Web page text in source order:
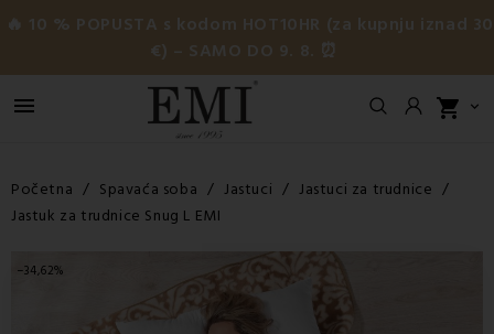
🔥 10 % POPUSTA s kodom HOT10HR (za kupnju iznad 30
€) – SAMO DO 9. 8. ⏰
 shopping_cart 
Početna Spavaća soba Jastuci
Jastuci za trudnice
Jastuk za trudnice Snug L EMI
−34,62%